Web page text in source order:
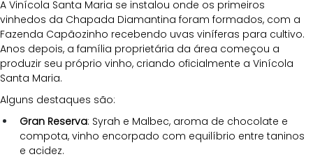
A Vinícola Santa Maria se instalou onde os primeiros
vinhedos da Chapada Diamantina foram formados, com a
Fazenda Capãozinho recebendo uvas viníferas para cultivo.
Anos depois, a família proprietária da área começou a
produzir seu próprio vinho, criando oficialmente a Vinícola
Santa Maria.
Alguns destaques são:
Gran Reserva: Syrah e Malbec, aroma de chocolate e
compota, vinho encorpado com equilíbrio entre taninos
e acidez.